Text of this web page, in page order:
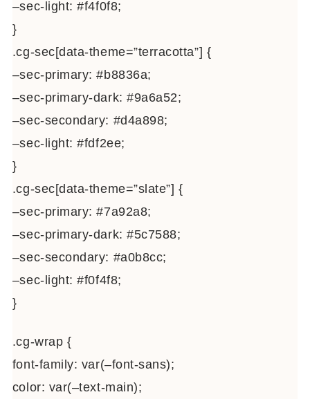
–sec-light: #f4f0f8;
}
.cg-sec[data-theme=”terracotta”] {
–sec-primary: #b8836a;
–sec-primary-dark: #9a6a52;
–sec-secondary: #d4a898;
–sec-light: #fdf2ee;
}
.cg-sec[data-theme=”slate”] {
–sec-primary: #7a92a8;
–sec-primary-dark: #5c7588;
–sec-secondary: #a0b8cc;
–sec-light: #f0f4f8;
}
.cg-wrap {
font-family: var(–font-sans);
color: var(–text-main);